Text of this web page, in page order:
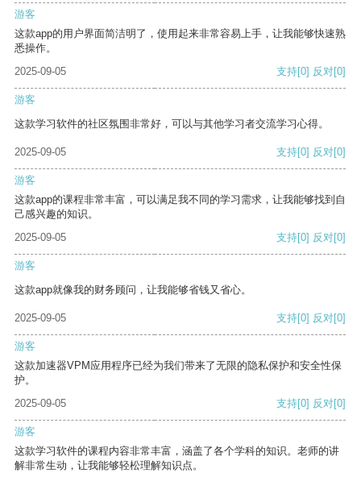
游客
这款app的用户界面简洁明了，使用起来非常容易上手，让我能够快速熟
悉操作。
2025-09-05
支持[0] 反对[0]
游客
这款学习软件的社区氛围非常好，可以与其他学习者交流学习心得。
2025-09-05 支持[0] 反对[0]
游客
这款app的课程非常丰富，可以满足我不同的学习需求，让我能够找到自
己感兴趣的知识。
2025-09-05
支持[0] 反对[0]
游客
这款app就像我的财务顾问，让我能够省钱又省心。
2025-09-05 支持[0] 反对[0]
游客
这款加速器VPM应用程序已经为我们带来了无限的隐私保护和安全性保
护。
2025-09-05
支持[0] 反对[0]
游客
这款学习软件的课程内容非常丰富，涵盖了各个学科的知识。老师的讲
解非常生动，让我能够轻松理解知识点。